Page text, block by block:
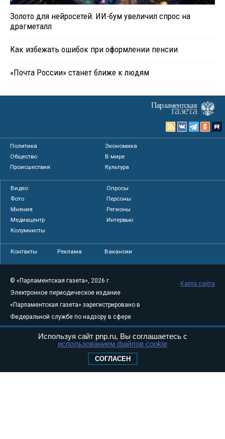
Золото для нейросетей: ИИ-бум увеличил спрос на
драгметалл
Как избежать ошибок при оформлении пенсии
«Почта России» станет ближе к людям
Политика
Экономика
Общество
В мире
Происшествия
Культура
Видео
Опросы
Фото
Персоны
Мнения
Регионы
Медиацентр
Интервью
Колумнисты
Контакты Реклама Вакансии
© «Парламентская газета», 2026 г.
Электронное периодическое издание
«Парламентская газета» зарегистрировано в
Федеральной службе по надзору в сфере
связи, информационных технологий и
массовых коммуникаций (Роскомнадзор) 05
Свидетельство о регистрации Эл № ФС77-
Карта сайта
Используя сайт pnp.ru, Вы соглашаетесь с
использованием файлов cookie
СОГЛАСЕН